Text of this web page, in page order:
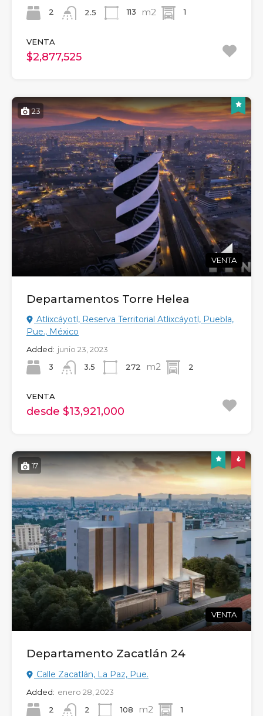
2
2.5 113 m2 1
VENTA
$2,877,525
23
VENTA
Departamentos Torre Helea
Atlixcáyotl, Reserva Territorial Atlixcáyotl, Puebla,
Pue., México
Added: junio 23, 2023
3
3.5 272 m2 2
VENTA
desde $13,921,000
17
VENTA
Departamento Zacatlán 24
Calle Zacatlán, La Paz, Pue.
Added: enero 28, 2023
2
2 108 m2 1